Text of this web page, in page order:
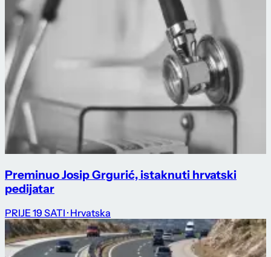
Preminuo Josip Grgurić, istaknuti hrvatski
pedijatar
PRIJE 19 SATI · Hrvatska